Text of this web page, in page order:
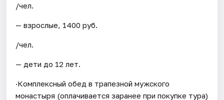
/чел.
— взрослые, 1400 руб.
/чел.
— дети до 12 лет.
·Комплексный обед в трапезной мужского
монастыря (оплачивается заранее при покупке тура)